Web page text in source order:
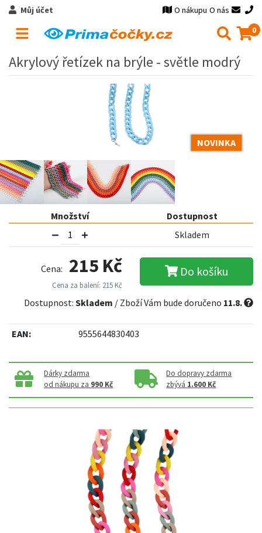
Můj účet O nákupu O nás
0
Akrylový řetízek na brýle - světle modrý
NOVINKA
Množství
Dostupnost
Skladem
Cena: 215 Kč
Cena za balení: 215 Kč
Do košíku
Dostupnost: Skladem / Zboží Vám bude doručeno 11.8.
EAN: 9555644830403
Dárky zdarma
od nákupu za 990 Kč
Do dopravy zdarma
zbývá 1.600 Kč